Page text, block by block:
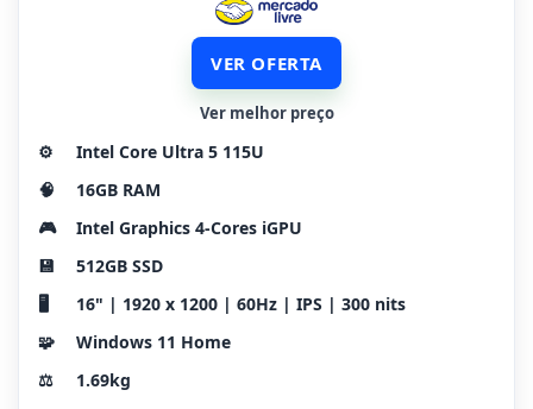
VER OFERTA
Ver melhor preço
⚙️
Intel Core Ultra 5 115U
🧠
16GB RAM
🎮
Intel Graphics 4-Cores iGPU
💾
512GB SSD
🖥️
16" | 1920 x 1200 | 60Hz | IPS | 300 nits
🧩
Windows 11 Home
⚖️
1.69kg